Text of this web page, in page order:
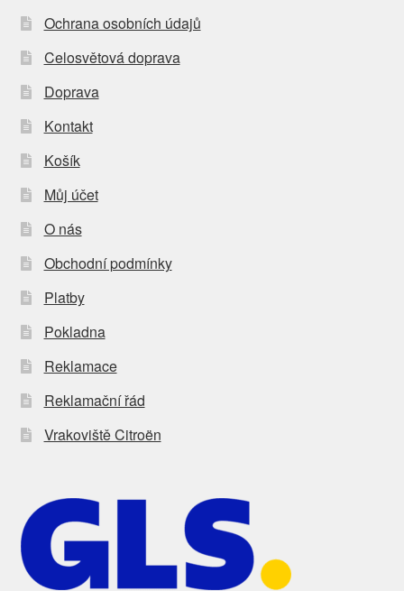
Ochrana osobních údajů
Celosvětová doprava
Doprava
Kontakt
Košík
Můj účet
O nás
Obchodní podmínky
Platby
Pokladna
Reklamace
Reklamační řád
Vrakoviště Citroën